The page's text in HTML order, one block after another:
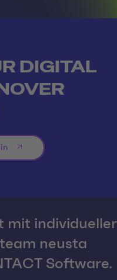
DIGITAL
mit individueller
neusta
Software.